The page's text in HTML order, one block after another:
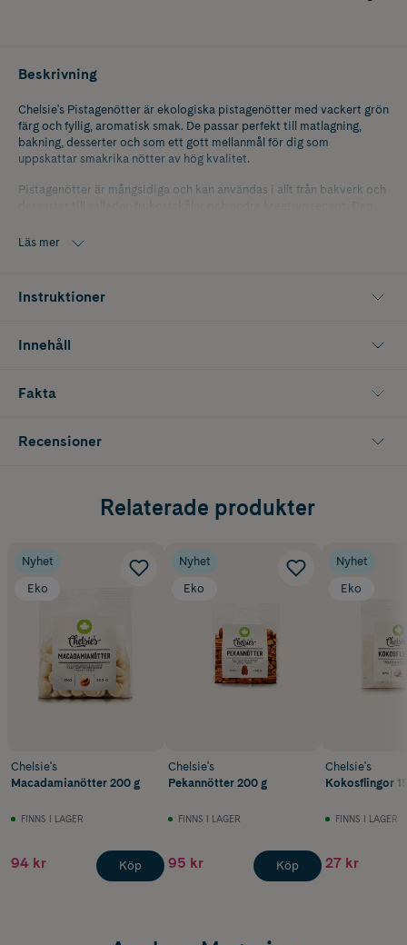
Beskrivning
Chelsie's Pistagenötter är ekologiska pistagenötter med vackert grön
färg och fyllig, aromatisk smak. De passar perfekt till matlagning,
bakning, desserter och som ett gott mellanmål för dig som
uppskattar smakrika nötter av hög kvalitet.
Pistagenötter är mångsidiga och kan användas i allt från bakverk och
uppskattat inslag både som ingrediens och som topping. De är lika
Innehåller 200 g
Läs mer
Instruktioner
Innehåll
Fakta
Recensioner
Relaterade produkter
Nyhet
Eko
Chelsie's
Macadamianötter 200 g
FINNS I LAGER
94 kr Köp
Nyhet
Eko
Chelsie's
Pekannötter 200 g
FINNS I LAGER
95 kr Köp
Nyhet
Eko
Chelsie's
Kokosflingor
FINNS I LAGER
27 kr